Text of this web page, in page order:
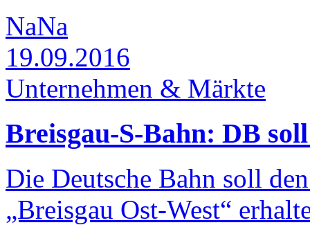
NaNa
19.09.2016
Unternehmen & Märkte
Breisgau-S-Bahn: DB
Die Deutsche Bahn soll
„Breisgau Ost-West“